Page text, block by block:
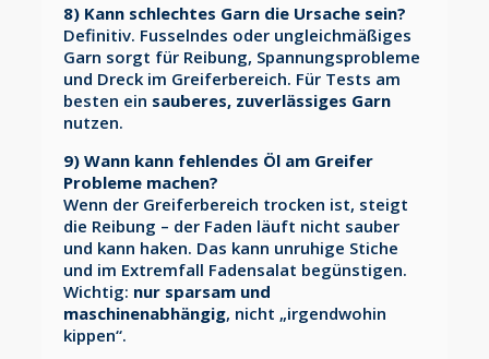
8) Kann schlechtes Garn die Ursache sein?
Definitiv. Fusselndes oder ungleichmäßiges
Garn sorgt für Reibung, Spannungsprobleme
und Dreck im Greiferbereich. Für Tests am
besten ein sauberes, zuverlässiges Garn
nutzen.
9) Wann kann fehlendes Öl am Greifer
Probleme machen?
Wenn der Greiferbereich trocken ist, steigt
die Reibung – der Faden läuft nicht sauber
und kann haken. Das kann unruhige Stiche
und im Extremfall Fadensalat begünstigen.
Wichtig: nur sparsam und
maschinenabhängig, nicht „irgendwohin
kippen“.